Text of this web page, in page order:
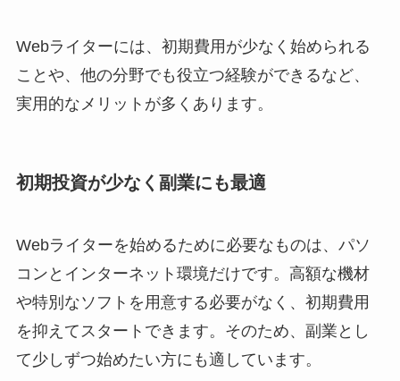
Webライターには、初期費用が少なく始められる
ことや、他の分野でも役立つ経験ができるなど、
実用的なメリットが多くあります。
初期投資が少なく副業にも最適
Webライターを始めるために必要なものは、パソ
コンとインターネット環境だけです。高額な機材
や特別なソフトを用意する必要がなく、初期費用
を抑えてスタートできます。そのため、副業とし
て少しずつ始めたい方にも適しています。